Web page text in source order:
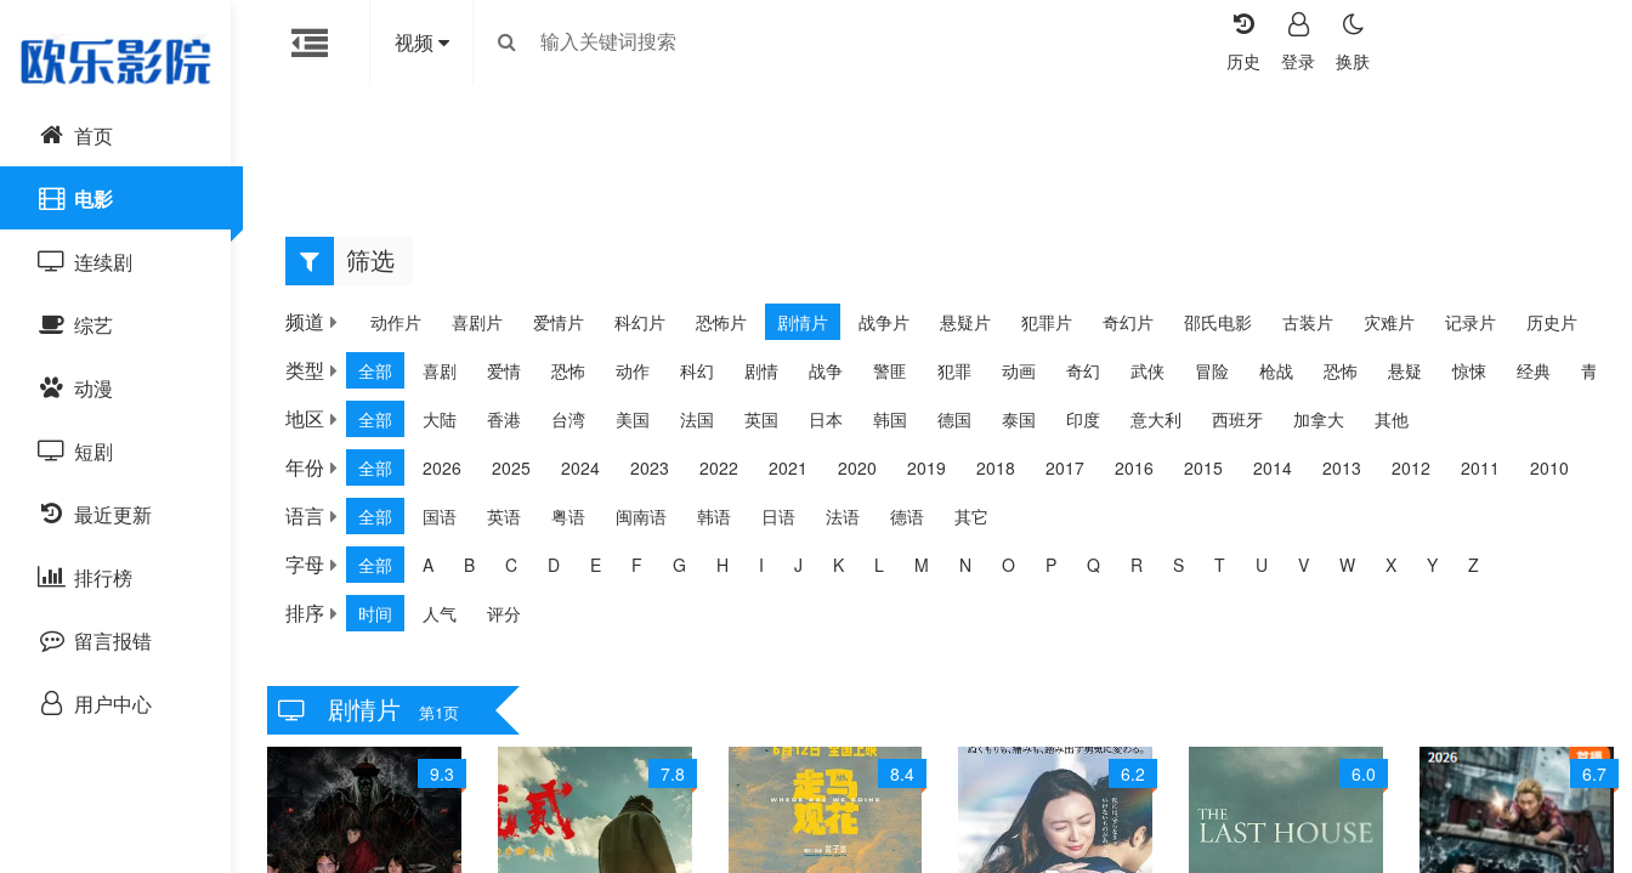
视频
换肤
登录
历史
首页
电影
连续剧
国产剧
港台剧
日韩剧
欧美剧
泰国剧
综艺
大陆综艺
日韩综艺
港台综艺
欧美综艺
动漫
国产动漫
日韩动漫
欧美动漫
短剧
最近更新
排行榜
留言报错
用户中心
筛选
频道电影 动作片 喜剧片 爱情片 科幻片 恐怖片 剧情片 战争片 悬疑片 犯罪片 奇幻片 邵氏电影 古装片 灾难片 记录片 历史片
类型 全部 喜剧 爱情 恐怖 动作 科幻 剧情 战争 警匪 犯罪 动画 奇幻 武侠 冒险 枪战 恐怖 悬疑 惊悚 经典 青春
地区 全部 大陆 香港 台湾 美国 法国 英国 日本 韩国 德国 泰国 印度 意大利 西班牙 加拿大 其他
年份 全部 2026 2025 2024 2023 2022 2021 2020 2019 2018 2017 2016 2015 2014 2013 2012 2011 2010
语言 全部 国语 英语 粤语 闽南语 韩语 日语 法语 德语 其它
字母 全部 A B C D E F G H I J K L M N O P Q R S T U V W X Y Z
排序 时间 人气 评分
剧情片 第1页
9.3 7.8 8.4 6.2 6.0 6.7